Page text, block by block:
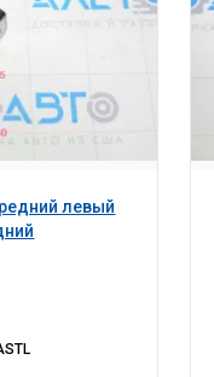
левый